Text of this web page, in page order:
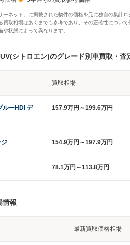
ネット」に掲載された物件の価格を元に独自の集計ロ
取相場はあくまでも参考であり、その正確性について
状態によって異なります。
シトロエン)のグレード別車買取・査
買取相場
ルーHDi デ
157.9万円～199.6万円
ジ 154.9万円～197.9万円
78.1万円～113.8万円
情報
最新買取価格相場